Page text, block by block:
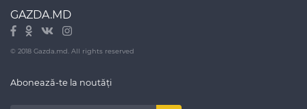
GAZDA.MD
© 2018 Gazda.md. All rights reserved
Abonează-te la noutăți